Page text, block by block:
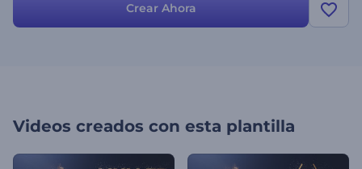
Crear Ahora
Videos creados con esta plantilla